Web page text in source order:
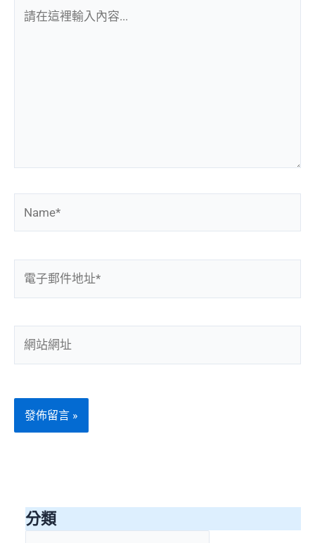
在
件
地
址
站
分類